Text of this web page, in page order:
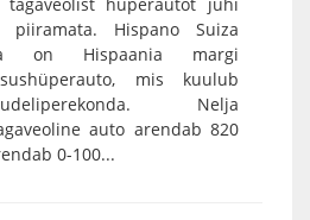
piiramata. Hispano Suiza
on Hispaania margi
mis kuulub
Nelja
auto arendab 820
0-100...